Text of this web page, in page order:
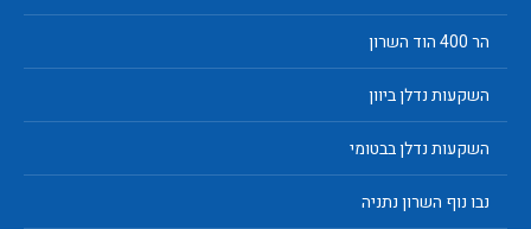
הר 400 הוד השרון
השקעות נדלן ביוון
השקעות נדלן בבטומי
נבו נוף השרון נתניה